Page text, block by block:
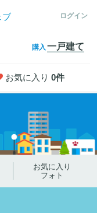
ログイン
購入 一戸建て
お気に入り 0件
お気に入り
フォト